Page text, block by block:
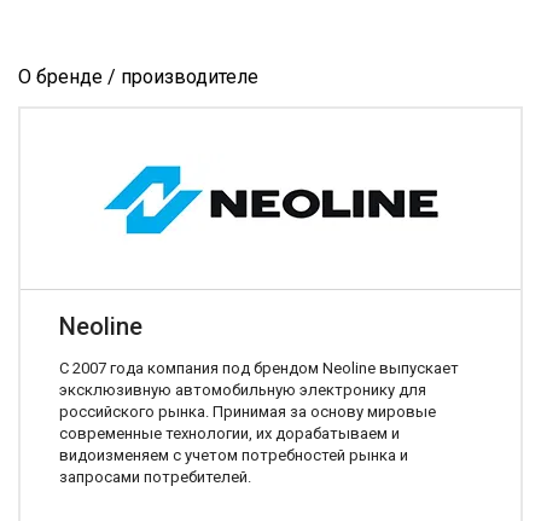
О бренде / производителе
Neoline
С 2007 года компания под брендом Neoline выпускает
эксклюзивную автомобильную электронику для
российского рынка. Принимая за основу мировые
современные технологии, их дорабатываем и
видоизменяем с учетом потребностей рынка и
запросами потребителей.